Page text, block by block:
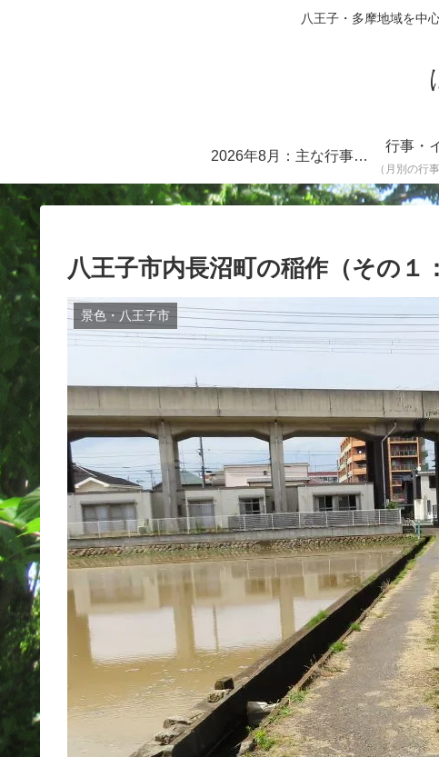
八王子・多摩地域を中
2026年8月：主な行事・イベント一覧
行事・
（月別の行
八王子市内長沼町の稲作（その１
景色・八王子市